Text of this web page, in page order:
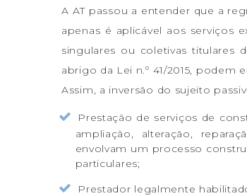
A AT passou a entender que a
apenas é aplicável aos serviços
singulares ou coletivas titulares
abrigo da Lei n.º 41/2015, podem
Assim, a inversão do sujeito
Prestação de serviços de
ampliação, alteração,
envolvam um processo
particulares;
Prestador legalmente